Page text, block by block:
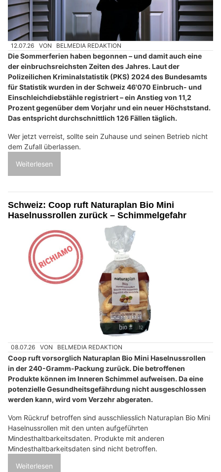
12.07.26 VON BELMEDIA REDAKTION
Die Sommerferien haben begonnen – und damit auch eine
der einbruchsreichsten Zeiten des Jahres. Laut der
Polizeilichen Kriminalstatistik (PKS) 2024 des Bundesamts
für Statistik wurden in der Schweiz 46'070 Einbruch- und
Einschleichdiebstähle registriert – ein Anstieg von 11,2
Prozent gegenüber dem Vorjahr und ein neuer Höchststand.
Das entspricht durchschnittlich 126 Fällen täglich.
Wer jetzt verreist, sollte sein Zuhause und seinen Betrieb nicht
dem Zufall überlassen.
Weiterlesen
Schweiz: Coop ruft Naturaplan Bio Mini
Haselnussrollen zurück – Schimmelgefahr
08.07.26 VON BELMEDIA REDAKTION
Coop ruft vorsorglich Naturaplan Bio Mini Haselnussrollen
in der 240-Gramm-Packung zurück. Die betroffenen
Produkte können im Inneren Schimmel aufweisen. Da eine
potenzielle Gesundheitsgefährdung nicht ausgeschlossen
werden kann, wird vom Verzehr abgeraten.
Vom Rückruf betroffen sind ausschliesslich Naturaplan Bio Mini
Haselnussrollen mit den unten aufgeführten
Mindesthaltbarkeitsdaten. Produkte mit anderen
Mindesthaltbarkeitsdaten sind nicht betroffen.
Weiterlesen